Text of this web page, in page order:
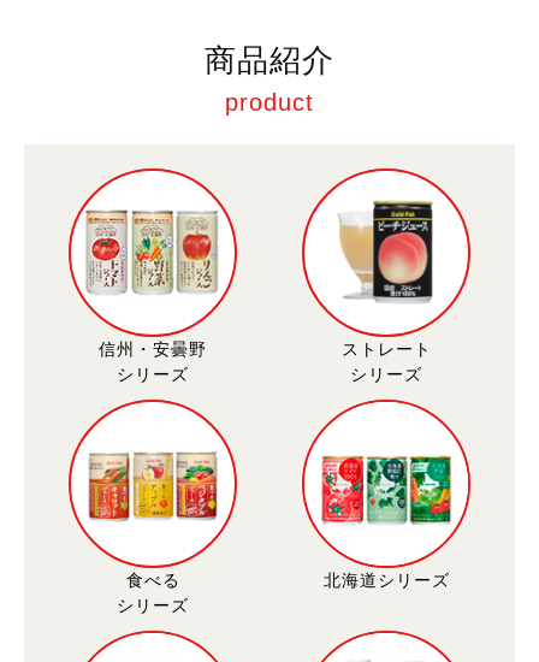
商品紹介
product
信州・安曇野
シリーズ
ストレート
シリーズ
食べる
シリーズ
北海道シリーズ